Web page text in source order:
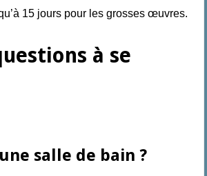
15 jours pour les grosses œuvres.
à se
salle de bain ?